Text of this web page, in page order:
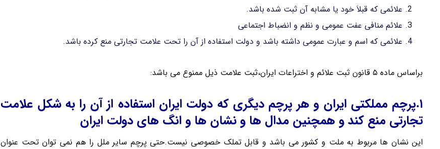
علائمی که قبلاَ خود یا مشابه آن ثبت شده باشد.
علائم منافی عفت عمومی و نظم و انضباط اجتماعی
علائمی که اسم و عبارت عمومی داشته باشد و دولت استفاده از آن را تحت علامت تجارتی منع کرده باشد.
براساس ماده ۵ قانون ثبت علائم و اختراعات ایران،ثبت علامت ذیل ممنوع می باشد:
۱.پرچم مملکتی ایران و هر پرچم دیگری که دولت ایران استفاده از آن را به شکل علامت
تجارتی منع کند و همچنین مدال ها و نشان ها و انگ های دولت ایران
این نشان ها مربوط به ملت و کشور می باشد و قابل تملک خصوصی نیست.حتی پرچم سایر ملل را هم نمی توان تحت عنوان